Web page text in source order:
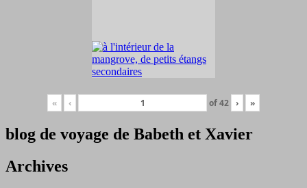
« ‹ of42 › »
blog de voyage de Babeth et Xavier
Archives